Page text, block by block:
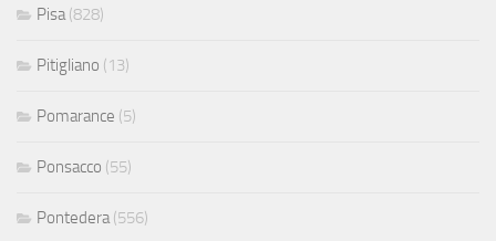
Pisa (828)
Pitigliano (13)
Pomarance (5)
Ponsacco (55)
Pontedera (556)